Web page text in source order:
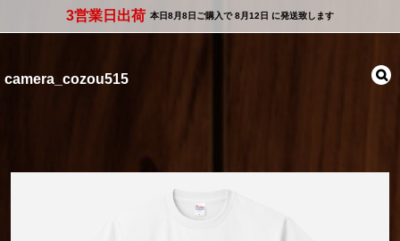
3営業日出荷 本日8月8日 ご購入で8月12日 に発送致します
camera_cozou515